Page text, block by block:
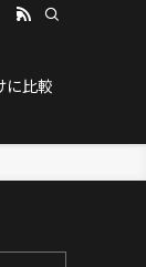
に比較